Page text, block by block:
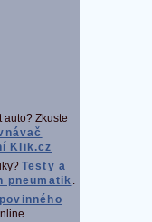
auto? Zkuste
Klik.cz
Testy a
pneumatik .
povinného